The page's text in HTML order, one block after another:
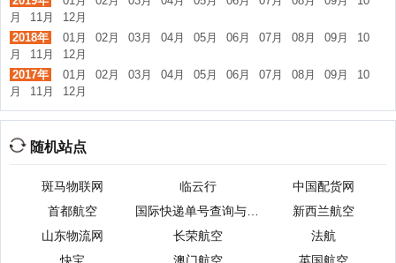
月
11月
12月
2018年
01月 02月 03月 04月 05月 06月 07月 08月 09月
10
月
11月
12月
2017年
01月 02月 03月 04月 05月 06月 07月 08月 09月
10
月
11月 12月
随机站点
斑马物联网 临云行
中国配货网
首都航空
国际快递单号查询与管理工具
新西兰航空
山东物流网
长荣航空
法航